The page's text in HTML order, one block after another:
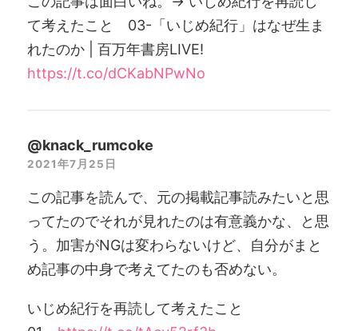
て考えたこと 03-「いじめ紀行」はなぜ生ま
れたのか | 百万年書房LIVE!
https://t.co/dCKabNPwNo
@knack_rumcoke
2021年7月25日
この記事を読んで、元の掲載記事読みたいと思
ってたのでそれが見れたのは有意義かな、と思
う。加害がNGは変わらないけど、自分がまと
め記事の中身で考えてたのも否めない。
いじめ紀行を再読して考えたこと